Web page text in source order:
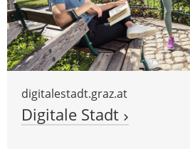
digitalestadt.graz.at
Digitale Stadt